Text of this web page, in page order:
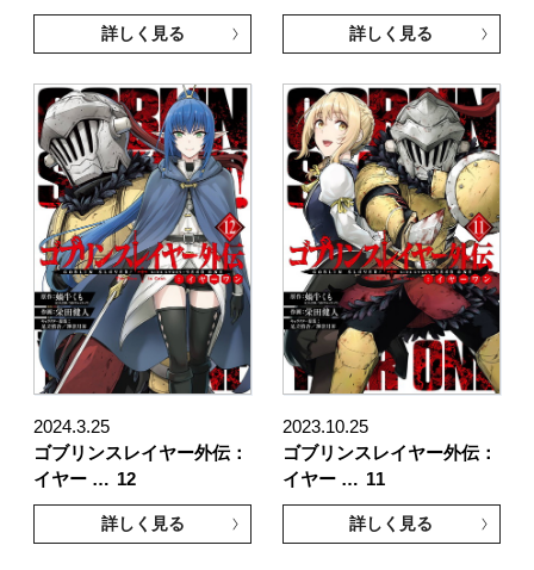
詳しく見る 詳しく見る
2024.3.25
ゴブリンスレイヤー外伝：
イヤー … 12
詳しく見る
2023.10.25
ゴブリンスレイヤー外伝：
イヤー … 11
詳しく見る